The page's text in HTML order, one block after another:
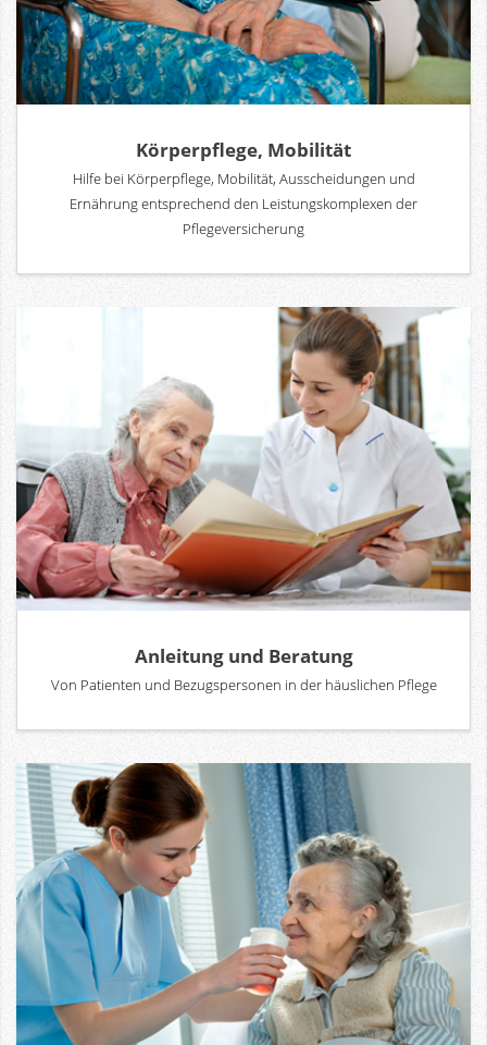
Körperpflege, Mobilität
Hilfe bei Körperpflege, Mobilität, Ausscheidungen und
Ernährung entsprechend den Leistungskomplexen der
Pflegeversicherung
Anleitung und Beratung
Von Patienten und Bezugspersonen in der häuslichen Pflege